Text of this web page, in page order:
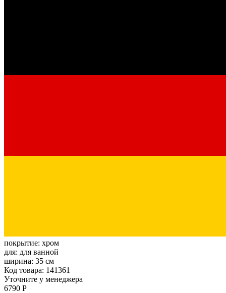
покрытие: хром
для: для ванной
ширина: 35 см
Код товара: 141361
Уточните у менеджера
6790 Р